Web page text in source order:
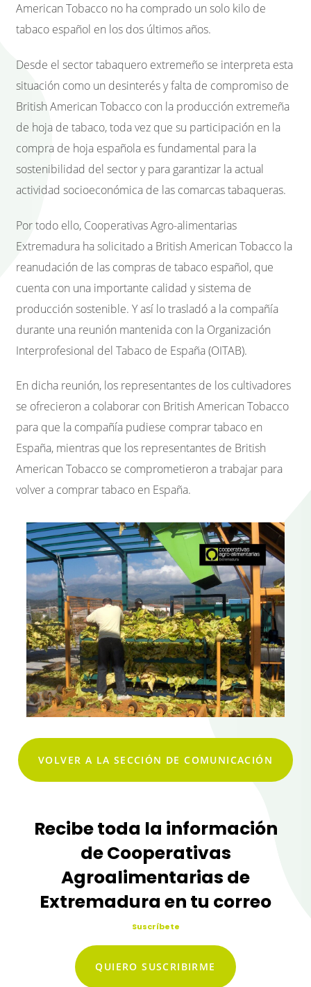
American Tobacco no ha comprado un solo kilo de
tabaco español en los dos últimos años.
Desde el sector tabaquero extremeño se interpreta esta
situación como un desinterés y falta de compromiso de
British American Tobacco con la producción extremeña
de hoja de tabaco, toda vez que su participación en la
compra de hoja española es fundamental para la
sostenibilidad del sector y para garantizar la actual
actividad socioeconómica de las comarcas tabaqueras.
Por todo ello, Cooperativas Agro-alimentarias
Extremadura ha solicitado a British American Tobacco la
reanudación de las compras de tabaco español, que
cuenta con una importante calidad y sistema de
producción sostenible. Y así lo trasladó a la compañía
durante una reunión mantenida con la Organización
Interprofesional del Tabaco de España (OITAB).
En dicha reunión, los representantes de los cultivadores
se ofrecieron a colaborar con British American Tobacco
para que la compañía pudiese comprar tabaco en
España, mientras que los representantes de British
American Tobacco se comprometieron a trabajar para
volver a comprar tabaco en España.
VOLVER A LA SECCIÓN DE COMUNICACIÓN
Recibe toda la información
de Cooperativas
Agroalimentarias de
Extremadura en tu correo
Suscríbete
QUIERO SUSCRIBIRME